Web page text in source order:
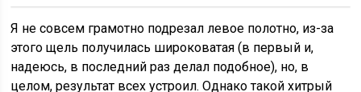
Я не совсем грамотно подрезал левое полотно, из-за
этого щель получилась широковатая (в первый и,
надеюсь, в последний раз делал подобное), но, в
целом, результат всех устроил. Однако такой хитрый